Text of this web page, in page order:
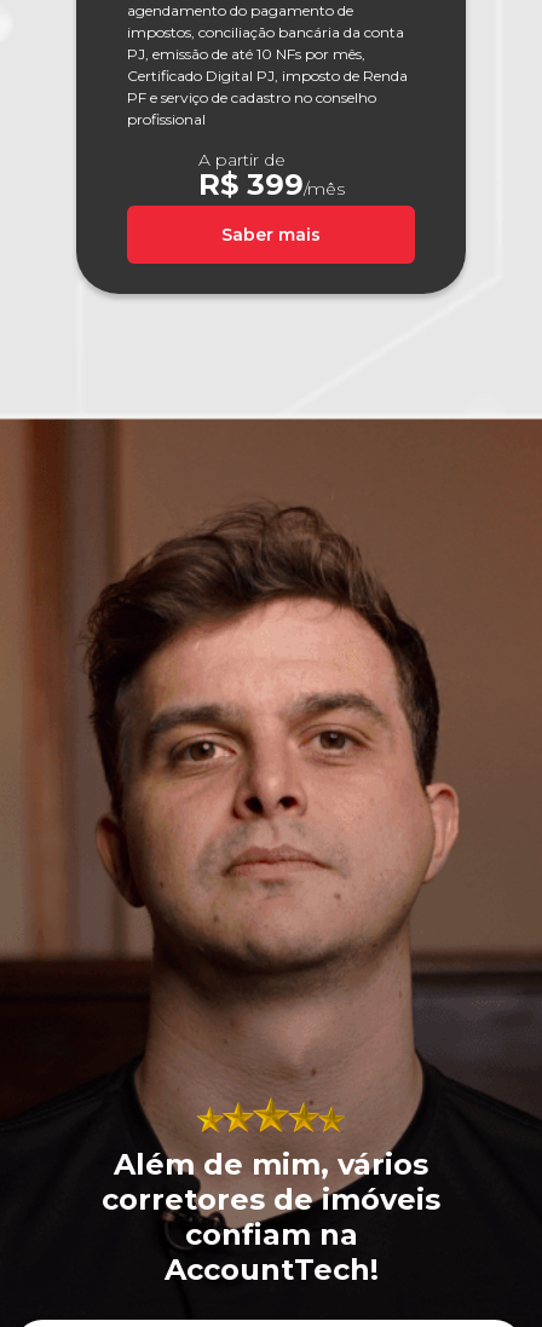
agendamento do pagamento de
impostos, conciliação bancária da conta
PJ, emissão de até 10 NFs por mês,
Certificado Digital PJ, imposto de Renda
PF e serviço de cadastro no conselho
profissional
A partir de
R$ 399/mês
Saber mais
Além de mim, vários
corretores de imóveis
confiam na
AccountTech!